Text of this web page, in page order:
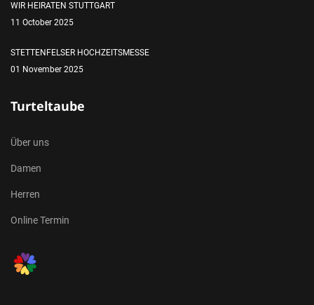
WIR HEIRATEN STUTTGART
11 October 2025
STETTENFELSER HOCHZEITSMESSE
01 November 2025
Turteltaube
Über uns
Damen
Herren
Online Termin